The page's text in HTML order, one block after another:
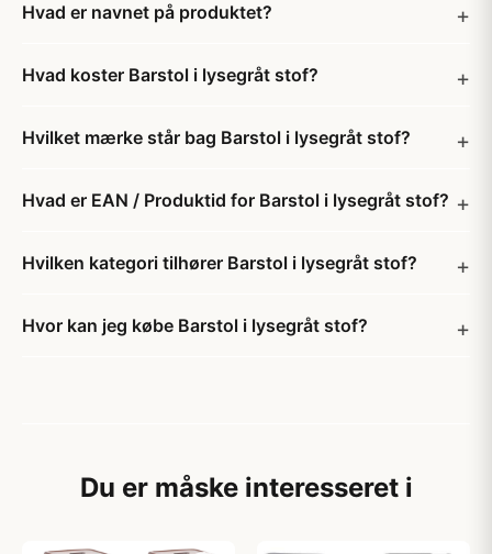
Hvad er navnet på produktet?
Hvad koster Barstol i lysegråt stof?
Hvilket mærke står bag Barstol i lysegråt stof?
Hvad er EAN / Produktid for Barstol i lysegråt stof?
Hvilken kategori tilhører Barstol i lysegråt stof?
Hvor kan jeg købe Barstol i lysegråt stof?
Du er måske interesseret i